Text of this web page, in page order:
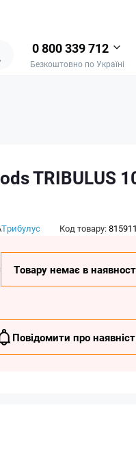
0 800 339 712
Безкоштовно по Україні
TRIBULUS
Трибулус Код товару:815911
Товару немає в
Повідомити про